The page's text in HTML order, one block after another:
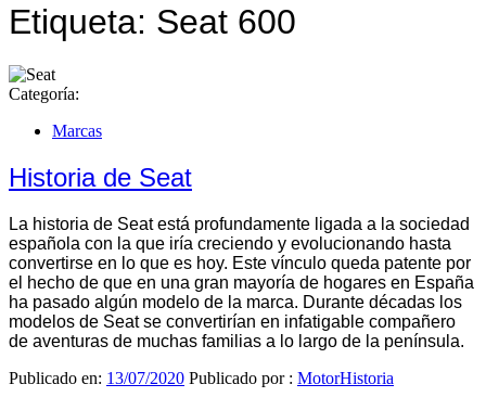
Etiqueta: Seat 600
Categoría:
Marcas
Historia de Seat
La historia de Seat está profundamente ligada a la sociedad
española con la que iría creciendo y evolucionando hasta
convertirse en lo que es hoy. Este vínculo queda patente por
el hecho de que en una gran mayoría de hogares en España
ha pasado algún modelo de la marca. Durante décadas los
modelos de Seat se convertirían en infatigable compañero
de aventuras de muchas familias a lo largo de la península.
Publicado en: 13/07/2020 Publicado por : MotorHistoria